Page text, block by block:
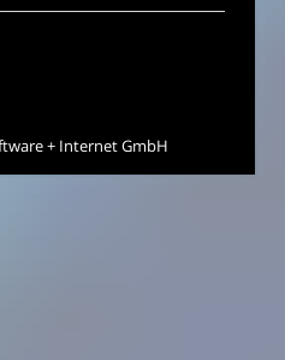
+ Internet GmbH